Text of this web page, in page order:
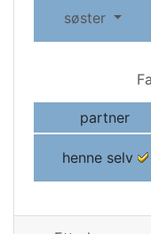
søster
partner
henne selv